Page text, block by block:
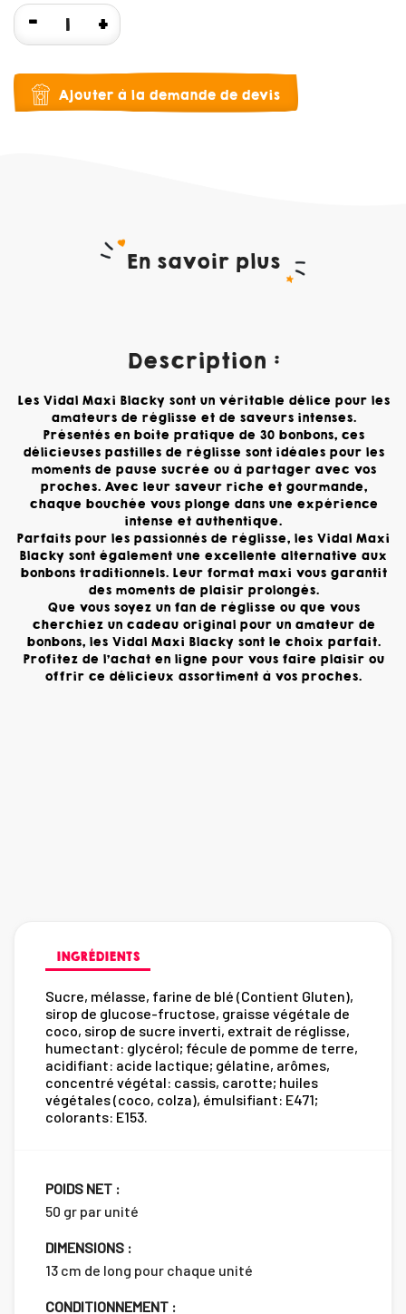
Ajouter à la demande de devis
En savoir plus
Description :
Les Vidal Maxi Blacky sont un véritable délice pour les
amateurs de réglisse et de saveurs intenses.
Présentés en boîte pratique de 30 bonbons, ces
délicieuses pastilles de réglisse sont idéales pour les
moments de pause sucrée ou à partager avec vos
proches. Avec leur saveur riche et gourmande,
chaque bouchée vous plonge dans une expérience
intense et authentique.
Parfaits pour les passionnés de réglisse, les Vidal Maxi
Blacky sont également une excellente alternative aux
bonbons traditionnels. Leur format maxi vous garantit
des moments de plaisir prolongés.
Que vous soyez un fan de réglisse ou que vous
cherchiez un cadeau original pour un amateur de
bonbons, les Vidal Maxi Blacky sont le choix parfait.
Profitez de l'achat en ligne pour vous faire plaisir ou
offrir ce délicieux assortiment à vos proches.
INGRÉDIENTS
Sucre, mélasse, farine de blé (Contient Gluten),
sirop de glucose-fructose, graisse végétale de
coco, sirop de sucre inverti, extrait de réglisse,
humectant: glycérol; fécule de pomme de terre,
acidifiant: acide lactique; gélatine, arômes,
concentré végétal: cassis, carotte; huiles
végétales (coco, colza), émulsifiant: E471;
colorants: E153.
POIDS NET :
50 gr par unité
DIMENSIONS :
13 cm de long pour chaque unité
CONDITIONNEMENT :